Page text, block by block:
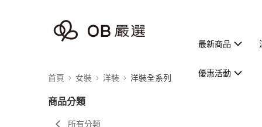
最新商品
優惠活動
首頁 女裝 洋裝 洋裝全系列
商品分類
所有分類